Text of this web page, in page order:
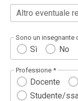
Altro eventuale
Sono un insegnante
Sì No
Professione *
Docente
Studente/